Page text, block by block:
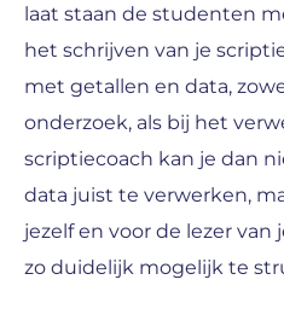
laat staan de studenten
het schrijven van je
met getallen en data,
onderzoek, als bij het
scriptiecoach kan je dan
data juist te verwerken,
jezelf en voor de lezer
zo duidelijk mogelijk te